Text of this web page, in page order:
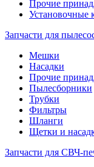
Прочие
Установочные
Запчасти для
Мешки
Насадки
Прочие
Пылесборники
Трубки
Фильтры
Шланги
Щетки и
Запчасти для СВЧ-